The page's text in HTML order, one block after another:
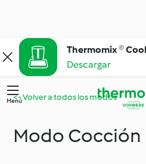
Thermomix ®
Descargar
Menú<- Volver a todos los modos
Modo